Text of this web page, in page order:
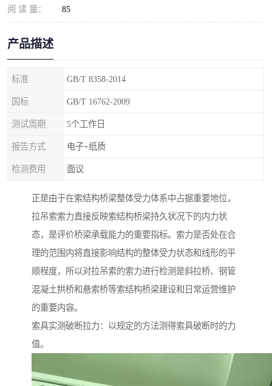
阅 读 量： 85
产品描述
标准 GB/T 8358-2014
国标 GB/T 16762-2009
测试周期 5个工作日
报告方式 电子+纸质
检测费用 面议
正是由于在索结构桥梁整体受力体系中占据重要地位，
拉吊索索力直接反映索结构桥梁持久状况下的内力状
态，是评价桥梁承载能力的重要指标。索力是否处在合
理的范围内将直接影响结构的整体受力状态和线形的平
顺程度，所以对拉吊索的索力进行检测是斜拉桥、钢管
混凝土拱桥和悬索桥等索结构桥梁建设和日常运营维护
的重要内容。
索具实测破断拉力：以规定的方法测得索具破断时的力
值。